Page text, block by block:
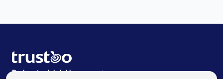
Dakdekkers in Tilburg
Dakdekkers in Breda
Dakdekkers in Nijmegen
De beste dakdekkers voor jou